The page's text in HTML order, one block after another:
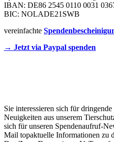
IBAN: DE86 2545 0110 0031
BIC: NOLADE21SWB
vereinfachte
→ Jetzt via Paypal spenden
Sie interessieren sich für
Neuigkeiten aus unserem
sich für unseren Spendenaufruf-
Mail topaktuelle Informationen zu